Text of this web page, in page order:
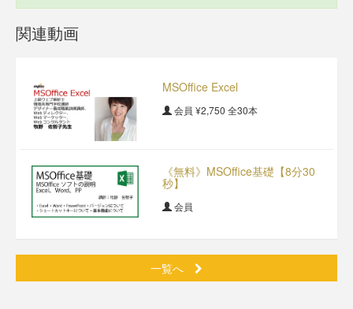
関連動画
MSOffice Excel
会員 ¥2,750 全30本
《無料》MSOffice基礎【8分30
秒】
会員
一覧へ